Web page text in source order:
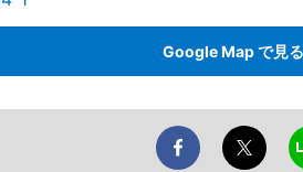
Google Map で見る